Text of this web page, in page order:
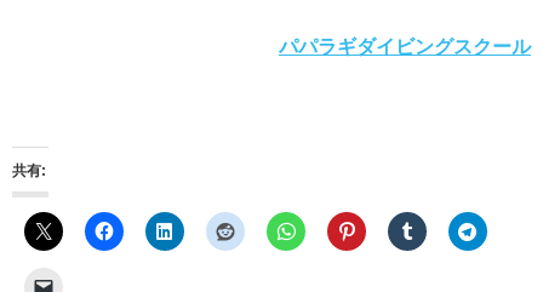
パパラギダイビングスクール
共有: